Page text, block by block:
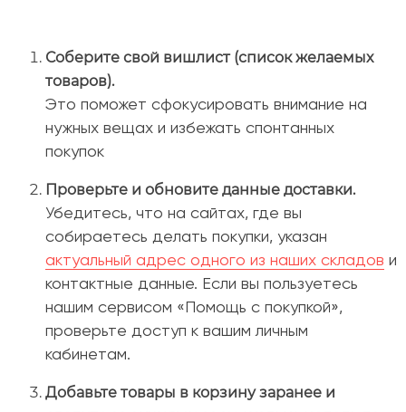
Соберите свой вишлист (список желаемых
товаров).
Это поможет сфокусировать внимание на
нужных вещах и избежать спонтанных
покупок
Проверьте и обновите данные доставки.
Убедитесь, что на сайтах, где вы
собираетесь делать покупки, указан
актуальный адрес одного из наших складов и
контактные данные. Если вы пользуетесь
нашим сервисом «Помощь с покупкой»,
проверьте доступ к вашим личным
кабинетам.
Добавьте товары в корзину заранее и